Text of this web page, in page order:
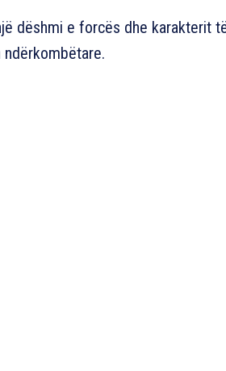
dëshmi e forcës dhe karakterit
ndërkombëtare.